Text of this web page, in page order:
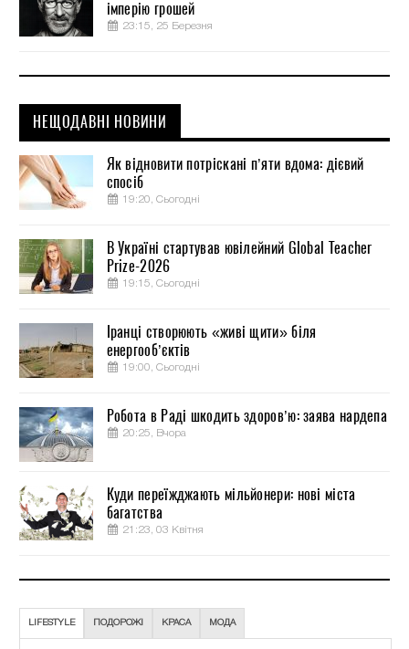
імперію грошей
23:15, 25 Березня
НЕЩОДАВНІ НОВИНИ
Як відновити потріскані п’яти вдома: дієвий
спосіб
19:20, Сьогодні
В Україні стартував ювілейний Global Teacher
Prize-2026
19:15, Сьогодні
Іранці створюють «живі щити» біля
енергооб’єктів
19:00, Сьогодні
Робота в Раді шкодить здоров’ю: заява нардепа
20:25, Вчора
Куди переїжджають мільйонери: нові міста
багатства
21:23, 03 Квітня
LIFESTYLE ПОДОРОЖІ КРАСА МОДА